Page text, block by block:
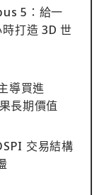
5：給一
打造 3D 世
導買進
長期價值
交易結構